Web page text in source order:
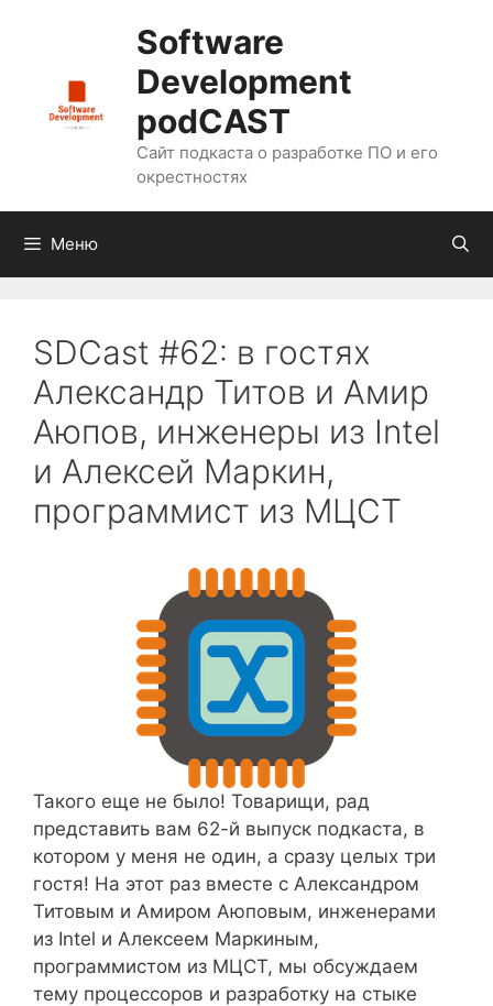
Software
Development
podCAST
Сайт подкаста о разработке ПО и его
окрестностях
Меню
SDCast #62: в гостях
Александр Титов и Амир
Аюпов, инженеры из Intel
и Алексей Маркин,
программист из МЦСТ
Такого еще не было! Товарищи, рад
представить вам 62-й выпуск подкаста, в
котором у меня не один, а сразу целых три
гостя! На этот раз вместе с Александром
Титовым и Амиром Аюповым, инженерами
из Intel и Алексеем Маркиным,
программистом из МЦСТ, мы обсуждаем
тему процессоров и разработку на стыке